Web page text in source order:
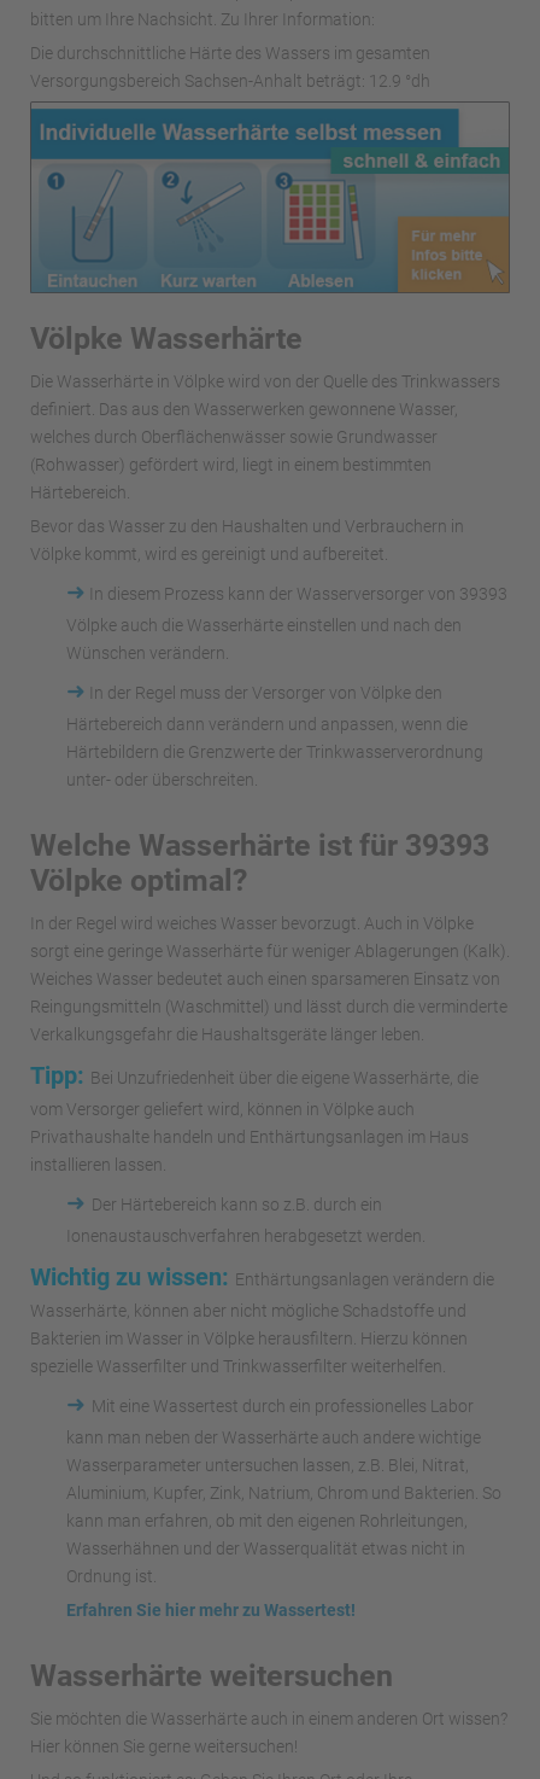
bitten um Ihre Nachsicht. Zu Ihrer Information:
Die durchschnittliche Härte des Wassers im gesamten
Versorgungsbereich Sachsen-Anhalt beträgt: 12.9 °dh
Völpke Wasserhärte
Die Wasserhärte in Völpke wird von der Quelle des Trinkwassers
definiert. Das aus den Wasserwerken gewonnene Wasser,
welches durch Oberflächenwässer sowie Grundwasser
(Rohwasser) gefördert wird, liegt in einem bestimmten
Härtebereich.
Bevor das Wasser zu den Haushalten und Verbrauchern in
Völpke kommt, wird es gereinigt und aufbereitet.
➜
In diesem Prozess kann der Wasserversorger von 39393
Völpke auch die Wasserhärte einstellen und nach den
Wünschen verändern.
➜
In der Regel muss der Versorger von Völpke den
Härtebereich dann verändern und anpassen, wenn die
Härtebildern die Grenzwerte der Trinkwasserverordnung
unter- oder überschreiten.
Welche Wasserhärte ist für 39393
Völpke optimal?
In der Regel wird weiches Wasser bevorzugt. Auch in Völpke
sorgt eine geringe Wasserhärte für weniger Ablagerungen (Kalk).
Weiches Wasser bedeutet auch einen sparsameren Einsatz von
Reingungsmitteln (Waschmittel) und lässt durch die verminderte
Verkalkungsgefahr die Haushaltsgeräte länger leben.
Tipp: Bei Unzufriedenheit über die eigene Wasserhärte, die
vom Versorger geliefert wird, können in Völpke auch
Privathaushalte handeln und Enthärtungsanlagen im Haus
installieren lassen.
➜ Der Härtebereich kann so z.B. durch ein
Ionenaustauschverfahren herabgesetzt werden.
Wichtig zu wissen: Enthärtungsanlagen verändern die
Wasserhärte, können aber nicht mögliche Schadstoffe und
Bakterien im Wasser in Völpke herausfiltern. Hierzu können
spezielle Wasserfilter und Trinkwasserfilter weiterhelfen.
➜ Mit eine Wassertest durch ein professionelles Labor
kann man neben der Wasserhärte auch andere wichtige
Wasserparameter untersuchen lassen, z.B. Blei, Nitrat,
Aluminium, Kupfer, Zink, Natrium, Chrom und Bakterien. So
kann man erfahren, ob mit den eigenen Rohrleitungen,
Wasserhähnen und der Wasserqualität etwas nicht in
Ordnung ist.
Erfahren Sie hier mehr zu Wassertest!
Wasserhärte weitersuchen
Sie möchten die Wasserhärte auch in einem anderen Ort wissen?
Hier können Sie gerne weitersuchen!